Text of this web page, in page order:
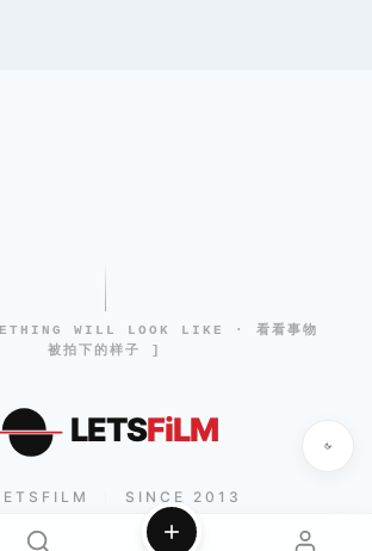
WILL LOOK LIKE · 看看事物
被拍下的样子 ]
LETSFiLM
SINCE 2013